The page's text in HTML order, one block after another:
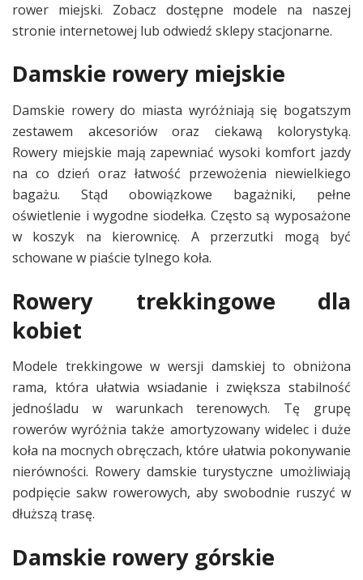
rower miejski. Zobacz dostępne modele na naszej
stronie internetowej lub odwiedź sklepy stacjonarne.
Damskie rowery miejskie
Damskie rowery do miasta wyróżniają się bogatszym
zestawem akcesoriów oraz ciekawą kolorystyką.
Rowery miejskie mają zapewniać wysoki komfort jazdy
na co dzień oraz łatwość przewożenia niewielkiego
bagażu. Stąd obowiązkowe bagażniki, pełne
oświetlenie i wygodne siodełka. Często są wyposażone
w koszyk na kierownicę. A przerzutki mogą być
schowane w piaście tylnego koła.
Rowery trekkingowe dla
kobiet
Modele trekkingowe w wersji damskiej to obniżona
rama, która ułatwia wsiadanie i zwiększa stabilność
jednośladu w warunkach terenowych. Tę grupę
rowerów wyróżnia także amortyzowany widelec i duże
koła na mocnych obręczach, które ułatwia pokonywanie
nierówności. Rowery damskie turystyczne umożliwiają
podpięcie sakw rowerowych, aby swobodnie ruszyć w
dłuższą trasę.
Damskie rowery górskie